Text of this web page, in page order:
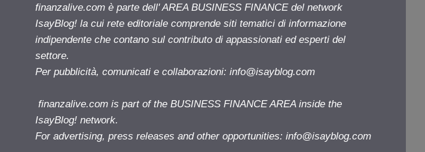
finanzalive.com è parte dell' AREA BUSINESS FINANCE del network
IsayBlog! la cui rete editoriale comprende siti tematici di informazione
indipendente che contano sul contributo di appassionati ed esperti del
settore.
Per pubblicità, comunicati e collaborazioni: info@isayblog.com
finanzalive.com is part of the BUSINESS FINANCE AREA inside the
IsayBlog! network.
For advertising, press releases and other opportunities: info@isayblog.com